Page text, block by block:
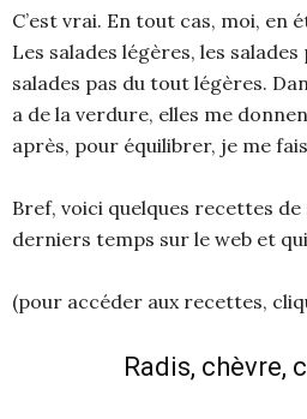
C’est vrai. En tout cas, moi, en
Les salades légères, les
salades pas du tout légères.
a de la verdure, elles me
après, pour équilibrer, je me
Bref, voici quelques recettes de
derniers temps sur le web et
(pour accéder aux recettes,
Radis, chèvre,